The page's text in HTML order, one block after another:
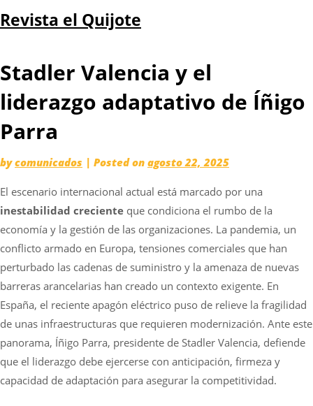
to
Revista el Quijote
Stadler Valencia y el
liderazgo adaptativo de Íñigo
Parra
bycomunicados | Posted on agosto 22, 2025
El escenario internacional actual está marcado por una
inestabilidad creciente que condiciona el rumbo de la
economía y la gestión de las organizaciones. La pandemia, un
conflicto armado en Europa, tensiones comerciales que han
perturbado las cadenas de suministro y la amenaza de nuevas
barreras arancelarias han creado un contexto exigente. En
España, el reciente apagón eléctrico puso de relieve la fragilidad
de unas infraestructuras que requieren modernización. Ante este
panorama, Íñigo Parra, presidente de Stadler Valencia, defiende
que el liderazgo debe ejercerse con anticipación, firmeza y
capacidad de adaptación para asegurar la competitividad.